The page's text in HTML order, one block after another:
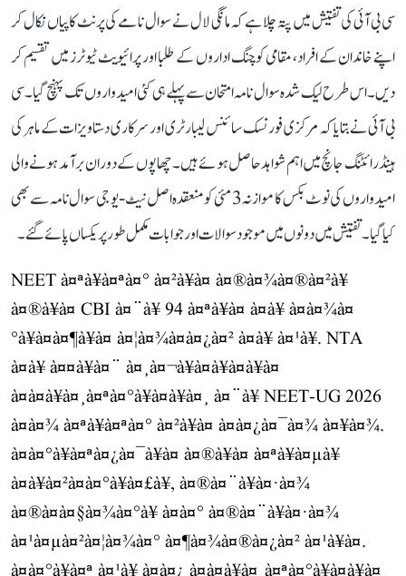
سی بی آئی کی تفتیش میں پتہ چلا ہے کہ مانگی لال نے سوال نامے کی پرنٹ کاپیاں نکال کر
اپنے خاندان کے افراد، مقامی کوچنگ اداروں کے طلبا اور پرائیویٹ ٹیوٹرز میں تقسیم کر
دیں۔ اس طرح لیک شدہ سوال نامہ امتحان سے پہلے ہی کئی امیدواروں تک پہنچ گیا۔ سی
بی آئی نے بتایا کہ مرکزی فورنسک سائنس لیبارٹری اور سرکاری دستاویزات کے ماہر کی
ہینڈ رائٹنگ جانچ میں اہم شواہد حاصل ہوئے ہیں۔ چھاپوں کے دوران برآمد ہونے والی
امیدواروں کی نوٹ بکس کا موازنہ 3 مئی کو منعقدہ اصل نیٹ-یو جی سوال نامہ سے بھی
کیا گیا۔ تفتیش میں دونوں میں موجود سوالات اور جوابات مکمل طور پر یکساں پائے گئے۔
NEET à¤ªà¥à¤ªà¤° à¤²à¥à¤ à¤®à¤¾à¤®à¤²à¥
à¤®à¥à¤ CBI à¤¨à¥ 94 à¤ªà¥à¤ à¤à¥ à¤à¤¾à¤
°à¥à¤à¤¶à¥à¤ à¤¦à¤¾à¤à¤¿à¤² à¤à¥ à¤¹à¥. NTA
à¤à¥ à¤¤à¥à¤¨ à¤¸à¤¬à¥à¤à¥à¤à¥à¤
à¤à¤à¥à¤¸à¤ªà¤°à¥à¤à¥à¤¸ à¤¨à¥ NEET-UG 2026
à¤à¤¾ à¤ªà¥à¤ªà¤° à¤²à¥à¤ à¤à¤¿à¤¯à¤¾ à¤¥à¤¾.
à¤à¤°à¥à¤ªà¤¿à¤¯à¥à¤ à¤®à¥à¤ à¤ªà¥à¤µà¥
à¤à¥à¤²à¤à¤°à¥à¤£à¥, à¤®à¤¨à¥à¤·à¤¾
à¤®à¤à¤§à¤¾à¤°à¥ à¤à¤° à¤®à¤¨à¥à¤·à¤¾
à¤¹à¤µà¤²à¤¦à¤¾à¤° à¤¶à¤¾à¤®à¤¿à¤² à¤¹à¥à¤.